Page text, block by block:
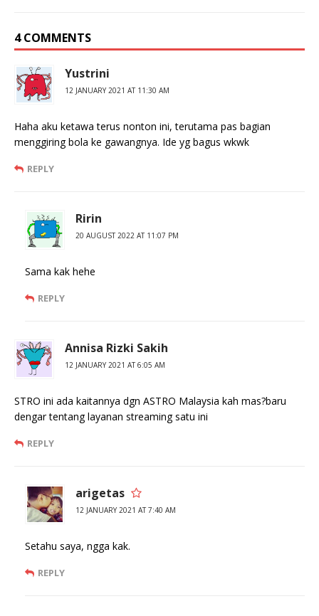
4 COMMENTS
Yustrini
12 JANUARY 2021 AT 11:30 AM
Haha aku ketawa terus nonton ini, terutama pas bagian
menggiring bola ke gawangnya. Ide yg bagus wkwk
REPLY
Ririn
20 AUGUST 2022 AT 11:07 PM
Sama kak hehe
REPLY
Annisa Rizki Sakih
12 JANUARY 2021 AT 6:05 AM
STRO ini ada kaitannya dgn ASTRO Malaysia kah mas?baru
dengar tentang layanan streaming satu ini
REPLY
arigetas
12 JANUARY 2021 AT 7:40 AM
Setahu saya, ngga kak.
REPLY